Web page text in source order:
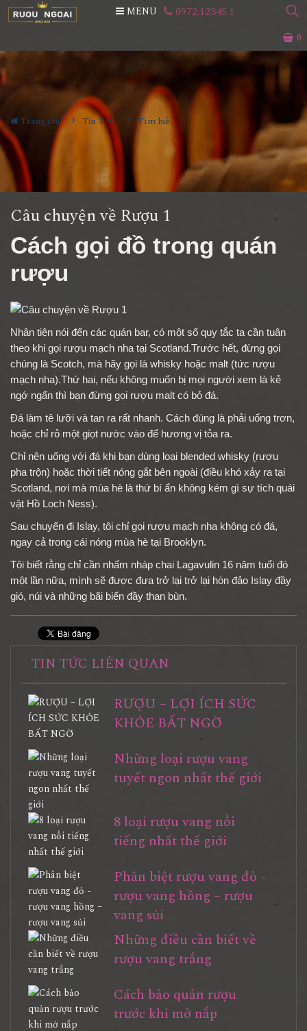
0
MENU 0972.12345.1
Trang chủ Tin Tức Tìm hiểu về rượu
Câu chuyện về Rượu 1
Cách gọi đồ trong quán
rượu
Nhân tiện nói đến các quán bar, có một số quy tắc ta cần tuân
theo khi gọi rượu mạch nha tại Scotland.Trước hết, đừng gọi
chúng là Scotch, mà hãy gọi là whisky hoặc malt (tức rượu
mạch nha).Thứ hai, nếu không muốn bị mọi người xem là kẻ
ngớ ngẩn thì bạn đừng gọi rượu malt có bỏ đá.
Đá làm tê lưỡi và tan ra rất nhanh. Cách đúng là phải uống trơn,
hoặc chỉ rỏ một giọt nước vào để hương vị tỏa ra.
Chỉ nên uống với đá khi bạn dùng loại blended whisky (rượu
pha trộn) hoặc thời tiết nóng gắt bên ngoài (điều khó xảy ra tại
Scotland, nơi mà mùa hè là thứ bí ẩn không kém gì sự tích quái
vật Hồ Loch Ness).
Sau chuyến đi Islay, tôi chỉ gọi rượu mạch nha không có đá,
ngay cả trong cái nóng mùa hè tại Brooklyn.
Tôi biết rằng chỉ cần nhấm nháp chai Lagavulin 16 năm tuổi đó
một lần nữa, mình sẽ được đưa trở lại trở lại hòn đảo Islay đầy
gió, núi và những bãi biển đầy than bùn.
TIN TỨC LIÊN QUAN
RƯỢU – LỢI ÍCH SỨC
KHỎE BẤT NGỜ
Những loại rượu vang
tuyết ngon nhất thế giới
8 loại rượu vang nổi
tiếng nhất thế giới
Phân biệt rượu vang đỏ -
rượu vang hồng – rượu
vang sủi
Những điều cần biết về
rượu vang trắng
Cách bảo quản rượu
trước khi mở nắp